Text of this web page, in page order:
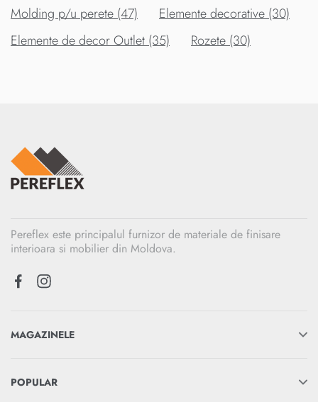
Molding p/u perete (47)
Elemente decorative (30)
Elemente de decor Outlet (35)
Rozete (30)
Pereflex este principalul furnizor de materiale de finisare
interioara si mobilier din Moldova.
MAGAZINELE
POPULAR